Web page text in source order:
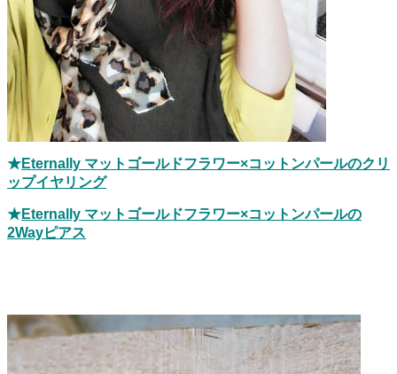
★Eternally マットゴールドフラワー×コットンパールのクリ
ップイヤリング
★Eternally マットゴールドフラワー×コットンパールの
2Wayピアス